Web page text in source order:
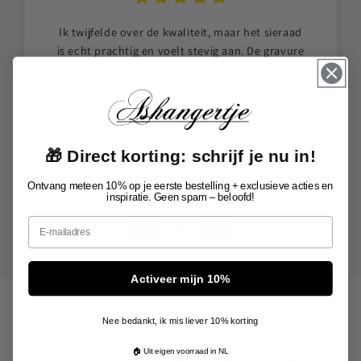
Het uploaden van de foto en het
personaliseren was veel makkelijker dan ik
dacht. Ik ben zó blij met het resultaat, het lijkt
echt precies op de originele afbeelding.
Patricia
Veelgestelde vragen
Vind snel antwoord op je vragen over onze
🎁 Direct korting: schrijf je nu in!
Ontvang meteen 10% op je eerste bestelling + exclusieve acties en
inspiratie. Geen spam – beloofd!
Email
Activeer mijn 10%
Nee bedankt, ik mis liever 10% korting
🏠 Uit eigen voorraad in NL